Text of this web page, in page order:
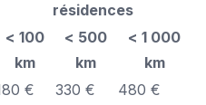
résidences
< 100
km
< 500
km
< 1 000
km
€ 330 €
480 €